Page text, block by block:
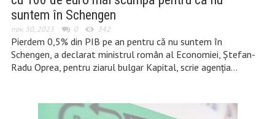
suntem în Schengen
nov. 30, 2023 0 342
Pierdem 0,5% din PIB pe an pentru că nu suntem în
Schengen, a declarat ministrul român al Economiei, Ștefan-
Radu Oprea, pentru ziarul bulgar Kapital, scrie agenția…